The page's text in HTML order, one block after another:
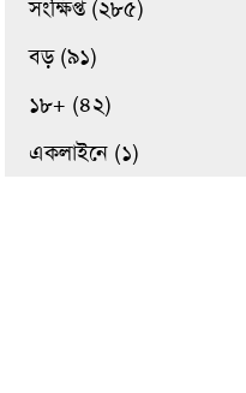
সংক্ষিপ্ত (২৮৫)
বড় (৯১)
১৮+ (৪২)
একলাইনে (১)